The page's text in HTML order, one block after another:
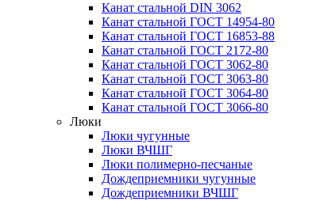
Канат стальной DIN 3062
Канат стальной ГОСТ 14954-80
Канат стальной ГОСТ 16853-88
Канат стальной ГОСТ 2172-80
Канат стальной ГОСТ 3062-80
Канат стальной ГОСТ 3063-80
Канат стальной ГОСТ 3064-80
Канат стальной ГОСТ 3066-80
Люки
Люки чугунные
Люки ВЧШГ
Люки полимерно-песчаные
Дождеприемники чугунные
Дождеприемники ВЧШГ